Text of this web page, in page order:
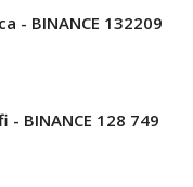
- BINANCE 132209
BINANCE 128 749